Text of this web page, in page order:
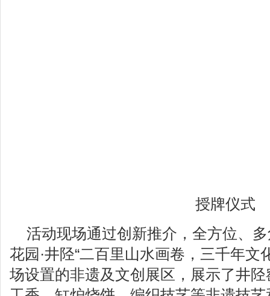
授牌仪式
活动现场通过创新推介，全方位、
花园·井陉“二百里山水画卷，三千年文
场设置的非遗及文创展区，展示了井